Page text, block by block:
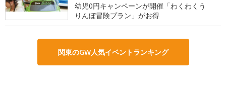
幼児0円キャンペーンが開催「わくわくう
りんぼ冒険プラン」がお得
関東のGW人気イベントランキング